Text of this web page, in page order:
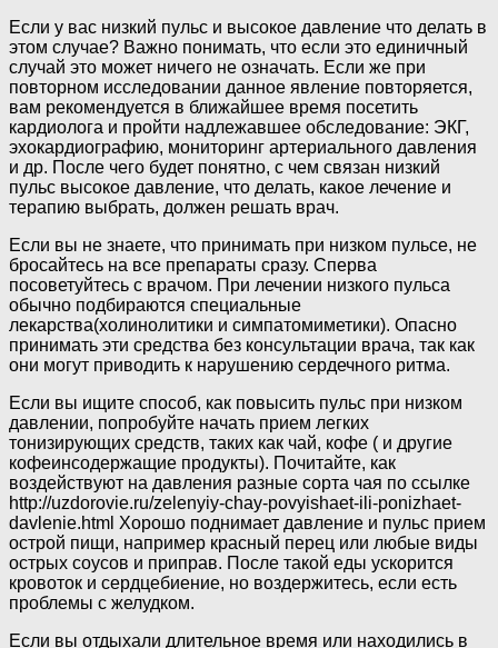
Если у вас низкий пульс и высокое давление что делать в
этом случае? Важно понимать, что если это единичный
случай это может ничего не означать. Если же при
повторном исследовании данное явление повторяется,
вам рекомендуется в ближайшее время посетить
кардиолога и пройти надлежавшее обследование: ЭКГ,
эхокардиографию, мониторинг артериального давления
и др. После чего будет понятно, с чем связан низкий
пульс высокое давление, что делать, какое лечение и
терапию выбрать, должен решать врач.
Если вы не знаете, что принимать при низком пульсе, не
бросайтесь на все препараты сразу. Сперва
посоветуйтесь с врачом. При лечении низкого пульса
обычно подбираются специальные
лекарства(холинолитики и симпатомиметики). Опасно
принимать эти средства без консультации врача, так как
они могут приводить к нарушению сердечного ритма.
Если вы ищите способ, как повысить пульс при низком
давлении, попробуйте начать прием легких
тонизирующих средств, таких как чай, кофе ( и другие
кофеинсодержащие продукты). Почитайте, как
воздействуют на давления разные сорта чая по ссылке
http://uzdorovie.ru/zelenyiy-chay-povyishaet-ili-ponizhaet-
davlenie.html Хорошо поднимает давление и пульс прием
острой пищи, например красный перец или любые виды
острых соусов и приправ. После такой еды ускорится
кровоток и сердцебиение, но воздержитесь, если есть
проблемы с желудком.
Если вы отдыхали длительное время или находились в